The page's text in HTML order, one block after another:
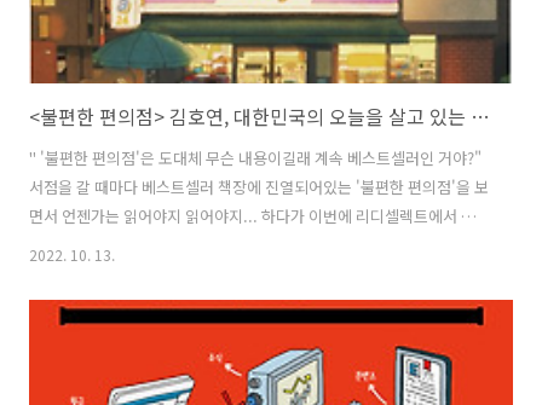
<불편한 편의점> 김호연, 대한민국의 오늘을 살고 있는 우리들의 이야기
" '불편한 편의점'은 도대체 무슨 내용이길래 계속 베스트셀러인 거야?"
서점을 갈 때마다 베스트셀러 책장에 진열되어있는 '불편한 편의점'을 보
면서 언젠가는 읽어야지 읽어야지... 하다가 이번에 리디셀렉트에서 발
견하고 읽게 되었습니다. 이 책을 읽으면서 이 소설 속의 always 편의점
어서 지루하지 않게 끝까지 읽었습니다. 거의 하루에 한 번꼴로 집 앞 편
의점에 출근 도장을 찍는 나로서는 이 책의 배경과 이야기가 더 실제처럼
느껴질 수 밖에 없었습니다. 소설의 목차는 산해진미 도시락, 제이에스
오브 제이에스, 삼각김밥의 용도, 원 플러스 원, 불편한 편의점, 네 캔에
2022. 10. 13.